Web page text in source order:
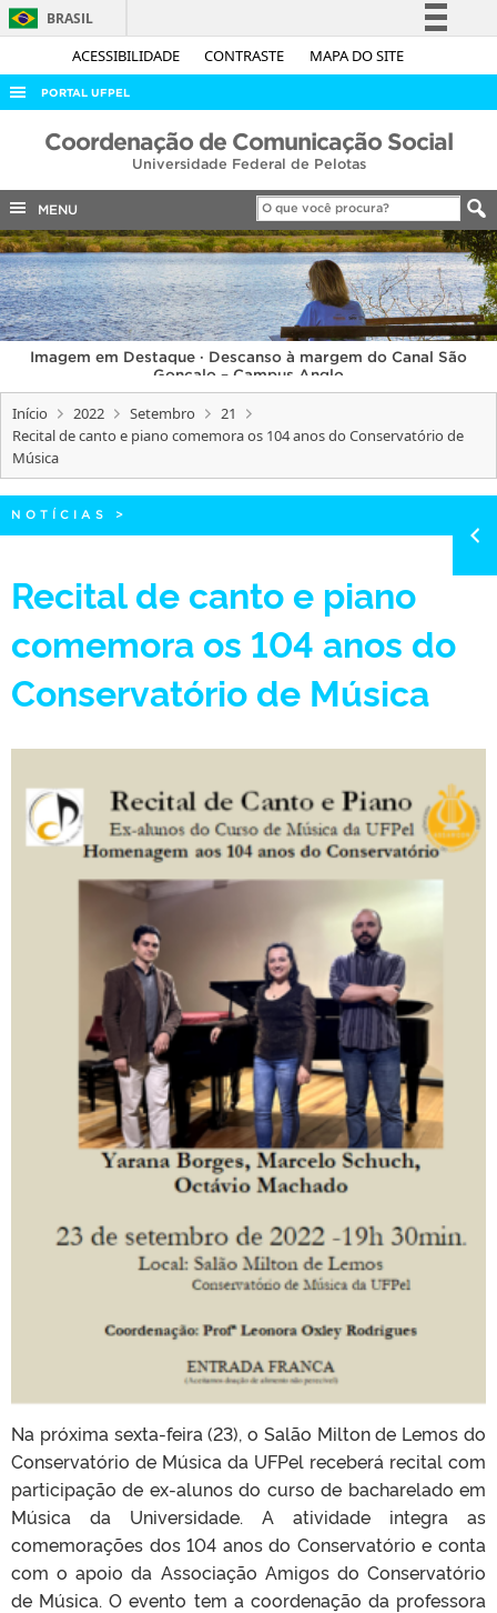
ACESSIBILIDADE CONTRASTE MAPA DO SITE
BRASIL
Simplifique!
Acesso à informação
Legislação
Canais
PORTAL UFPEL
ACESSO À INFORMAÇÃO
COBALTO
CONCURSOS
EDITAIS
INTERNACIONAL
OUVIDORIA
PORTARIAS
TELEFONES
Coordenação de Comunicação Social
Universidade Federal de Pelotas
MENU
Imagem em Destaque · Descanso à margem do Canal São
Gonçalo – Campus Anglo
Início 2022 Setembro
21
Recital de canto e piano comemora os 104 anos do Conservatório de
Música
NOTÍCIAS >
Recital de canto e piano
comemora os 104 anos do
Conservatório de Música
Na próxima sexta-feira (23), o Salão Milton de Lemos do
Conservatório de Música da UFPel receberá recital com
participação de ex-alunos do curso de bacharelado em
Música da Universidade. A atividade integra as
comemorações dos 104 anos do Conservatório e conta
com o apoio da Associação Amigos do Conservatório
de Música. O evento tem a coordenação da professora